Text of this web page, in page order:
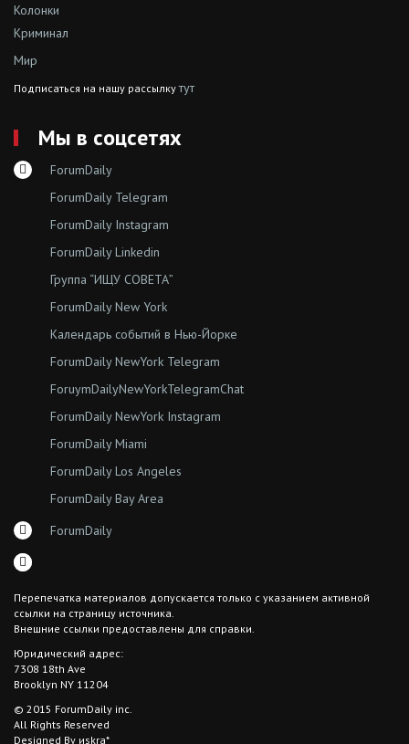
Колонки
Криминал
Мир
Подписаться на нашу рассылкутут
Мы в соцсетях
ForumDaily
ForumDaily Telegram
ForumDaily Instagram
ForumDaily Linkedin
Группа “ИЩУ СОВЕТА”
ForumDaily New York
Календарь событий в Нью-Йорке
ForumDaily NewYork Telegram
ForuymDailyNewYorkTelegramChat
ForumDaily NewYork Instagram
ForumDaily Miami
ForumDaily Los Angeles
ForumDaily Bay Area
ForumDaily
Перепечатка материалов допускается только с указанием активной
ссылки на страницу источника.
Внешние ссылки предоставлены для справки.
Юридический адрес:
7308 18th Ave
Brooklyn NY 11204
© 2015 ForumDaily inc.
All Rights Reserved
Designed By иskra*